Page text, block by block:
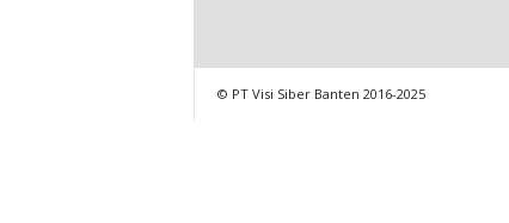
© PT Visi Siber Banten 2016-2025